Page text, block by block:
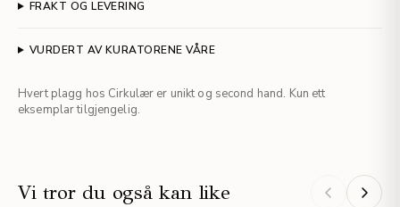
FRAKT OG LEVERING
VURDERT AV KURATORENE VÅRE
Hvert plagg hos Cirkulær er unikt og second hand. Kun ett
eksemplar tilgjengelig.
Vi tror du også kan like